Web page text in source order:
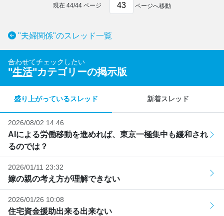
現在 44/44 ページ ページへ移動
"夫婦関係"のスレッド一覧
合わせてチェックしたい
"生活"カテゴリーの掲示版
盛り上がっているスレッド 新着スレッド
2026/08/02 14:46
AIによる労働移動を進めれば、東京一極集中も緩和され
るのでは？
2026/01/11 23:32
嫁の親の考え方が理解できない
2026/01/26 10:08
住宅資金援助出来る出来ない